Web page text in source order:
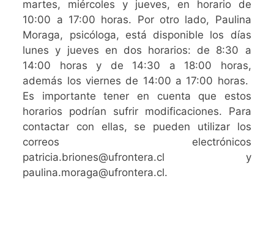
martes, miércoles y jueves, en horario de
10:00 a 17:00 horas. Por otro lado, Paulina
Moraga, psicóloga, está disponible los días
lunes y jueves en dos horarios: de 8:30 a
14:00 horas y de 14:30 a 18:00 horas,
además los viernes de 14:00 a 17:00 horas.
Es importante tener en cuenta que estos
horarios podrían sufrir modificaciones. Para
contactar con ellas, se pueden utilizar los
correos electrónicos
patricia.briones@ufrontera.cl y
paulina.moraga@ufrontera.cl.